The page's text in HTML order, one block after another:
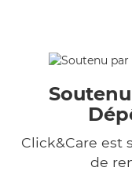
Click&Care est
de